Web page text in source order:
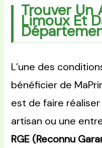
Trouver Un
Limoux Et
L’une des
bénéficier de
est de faire
artisan ou une
RGE (Reconnu